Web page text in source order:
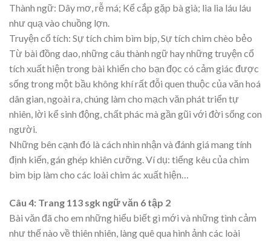
Thành ngữ: Dây mơ, rễ má; Kể cắp gặp bà già; lia lia láu láu
như quạ vào chuồng lợn.
Truyện cổ tích: Sự tích chim bìm bịp, Sự tích chim chèo bẻo
Từ bài đồng dao, những câu thành ngữ hay những truyện cổ
tích xuất hiện trong bài khiến cho bạn đọc có cảm giác được
sống trong một bầu không khí rất đỗi quen thuộc của văn hoá
dân gian, ngoài ra, chúng làm cho mạch văn phát triển tự
nhiên, lời kể sinh động, chất phác mà gần gũi với đời sống con
người.
Những bên cạnh đó là cách nhìn nhận và đánh giá mang tính
định kiến, gán ghép khiên cưỡng. Ví dụ: tiếng kêu của chim
bìm bịp làm cho các loài chim ác xuất hiện…
Câu 4: Trang 113 sgk ngữ văn 6 tập 2
Bài văn đã cho em những hiểu biết gì mới và những tình cảm
như thế nào về thiên nhiên, làng quê qua hình ảnh các loài